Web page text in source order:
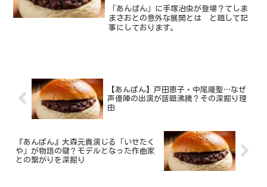
「あんぱん」に手塚治虫が登場？てしま
まさおとの意外な展開とは と題して記
事にしております。
【あんぱん】戸田恵子・中尾隆聖…なぜ
声優陣の出演が話題沸騰？その深掘り理
由
『あんぱん』大森元貴演じる「いせたく
や」が物語の鍵？モデルとなった作曲家
との繋がりを深掘り